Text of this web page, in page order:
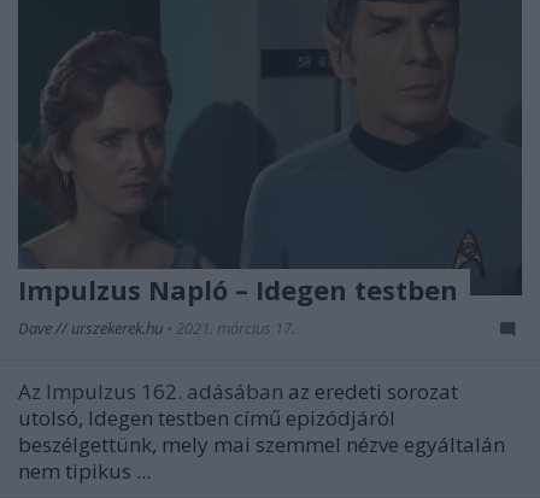
Impulzus Napló – Idegen testben
Dave // urszekerek.hu • 2021. március 17.
Az Impulzus 162. adásában az eredeti sorozat
utolsó, Idegen testben című epizódjáról
beszélgettünk, mely mai szemmel nézve egyáltalán
nem tipikus ...